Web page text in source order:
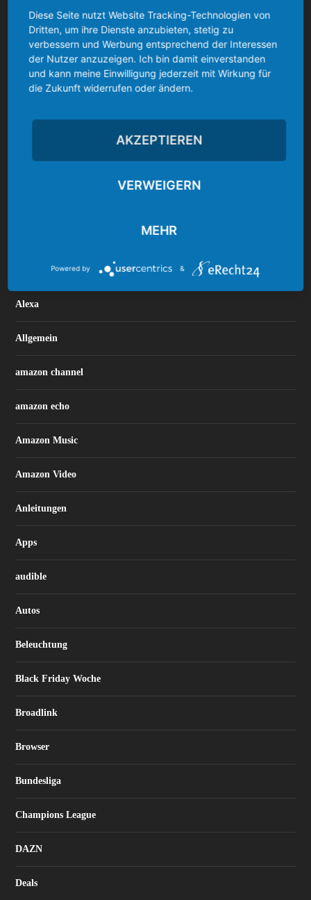
FIRE TV 3 FIRE TV STICK FIRE TV STICK 2
KODI 18 KOSTENLOS/FREE LIVE-STREAM
ROOT/JAILBREAK/ROOTING
VFB STUTTGART
Alexa
Allgemein
amazon channel
amazon echo
Amazon Music
Amazon Video
Anleitungen
Apps
audible
Autos
Beleuchtung
Black Friday Woche
Broadlink
Browser
Bundesliga
Champions League
DAZN
Deals
Diese Seite nutzt Website Tracking-Technologien von
Dritten, um ihre Dienste anzubieten, stetig zu
verbessern und Werbung entsprechend der Interessen
der Nutzer anzuzeigen. Ich bin damit einverstanden
und kann meine Einwilligung jederzeit mit Wirkung für
die Zukunft widerrufen oder ändern.
AKZEPTIEREN
VERWEIGERN
MEHR
Powered by &